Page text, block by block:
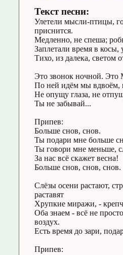
Текст песни:
Улетели мысли-птицы,
приснится.
Медленно, не спеша;
Заплетали время в косы,
Тихо, из далека, светом
Это звонок ночной. Это
По ней идём мы вдвоём,
Не опущу глаза, не
Ты не забывай...
Припев:
Больше снов, снов.
Ты подари мне больше
Ты говори мне меньше,
За нас всё скажет весна!
Больше снов, снов, снов.
Слёзы осени растают,
раставят
Хрупкие миражи, -
Оба знаем - всё не
воздух.
Есть время до зари,
Припев: